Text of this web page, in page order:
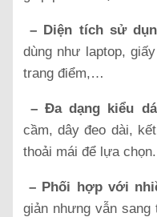
– Diện tích sử
dùng như laptop,
trang điểm,…
– Đa dạng kiểu
cầm, dây đeo dài,
thoải mái để lựa chọn.
– Phối hợp với
giản nhưng vẫn